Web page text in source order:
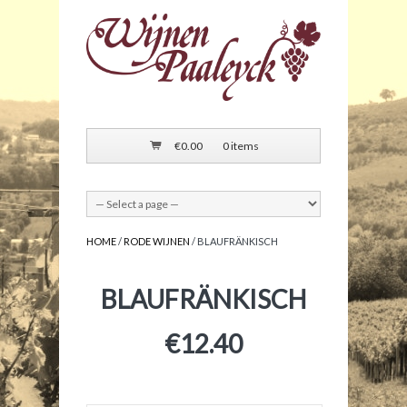
€0.00 0 items
HOME/ RODE WIJNEN / BLAUFRÄNKISCH
BLAUFRÄNKISCH
€12.40